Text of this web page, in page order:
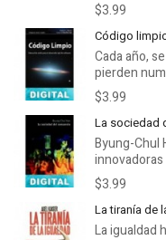
$3.99
Código
Cada año,
pierden
$3.99
La sociedad
Byung-Chul
innovadoras
$3.99
La tiranía de
La igualdad